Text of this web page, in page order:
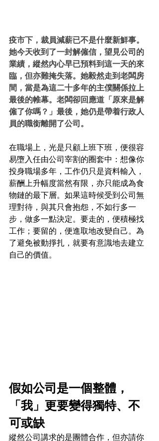
疫市下，裁員減薪已不是什麼新鮮事。
她今天收到了一封解僱信，望見公司的
業績，縱然內心早已預料到這一天的來
臨，但亦難掩失落。她毅然走到老闆房
間，當是為這二十多年的主僕關係拉上
最後的帷幕。老闆卻回應道「原來是解
僱了你嗎？」最後，她仍是帶着行政人
員的職銜離開了公司。
在職場上，光是只顧上班下班，便很容
易墮入任由公司宰割的圈套中：想像你
投身職場多年，工作仍只是資料輸入，
薪酬上升幅度當然有限，亦只能成為食
物鏈的最下層。如果這時候受到公司無
理對待，與其只會抱怨，不如行多一
步，做多一點決定。要走的，便積極找
工作；要留的，便進取地改變自己。為
了避免被動掙扎，就要有意識地去建立
自己的價值。
假如公司是一個整體，
「我」更要變得獨特、不
可或缺
縱然公司講求的是團體合作，但亦請你